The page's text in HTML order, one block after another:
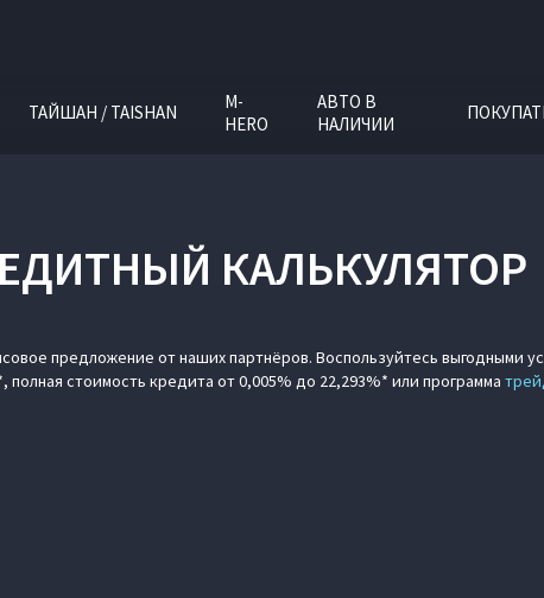
ТАЙШАН / TAISHAN
M-
HERO
АВТО В
НАЛИЧИИ
КАЛЬКУЛЯТОР
предложение от наших партнёров. Воспользуйтесь выгодными
полная стоимость кредита от 0,005% до 22,293%* или программа